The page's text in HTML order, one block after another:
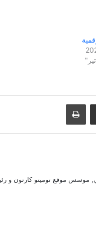
مشاركة عبر البريد طباعة
موسس موقع توميتو كارتون و